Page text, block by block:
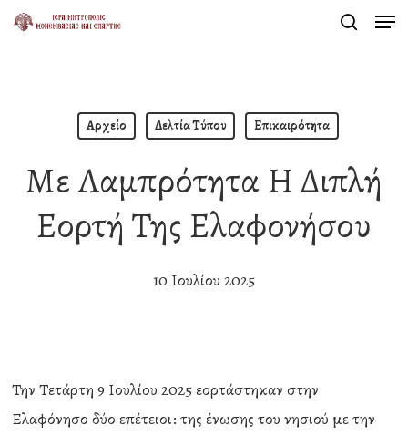
Skip
Αρχείο Δελτία Τύπου Επικαιρότητα
Με Λαμπρότητα Η Διπλή
Εορτή Της Ελαφονήσου
10 Ιουλίου 2025
Την Τετάρτη 9 Ιουλίου 2025 εορτάστηκαν στην
Ελαφόνησο δύο επέτειοι: της ένωσης του νησιού με την